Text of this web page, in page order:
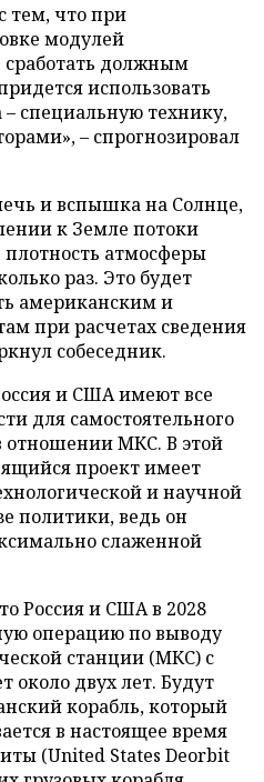
тем, что при
модулей
сработать должным
использовать
специальную технику,
– спрогнозировал
и вспышка на Солнце,
к Земле потоки
атмосферы
раз. Это будет
американским и
при расчетах сведения
собеседник.
и США имеют все
для самостоятельного
отношении МКС. В этой
проект имеет
и научной
политики, ведь он
слаженной
Россия и США в 2028
операцию по выводу
станции (МКС) с
около двух лет. Будут
корабль, который
в настоящее время
(United States Deorbit